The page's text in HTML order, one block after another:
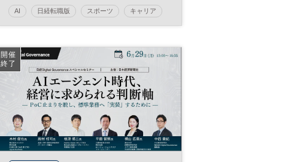
AI 日経転職版 スポーツ キャリア
開催
終了